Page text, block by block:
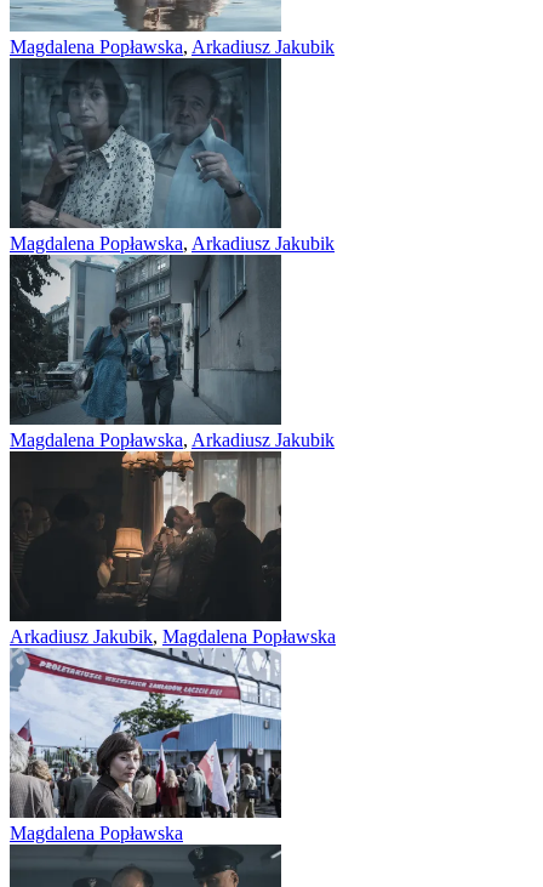
Magdalena Popławska, Arkadiusz Jakubik
Magdalena Popławska, Arkadiusz Jakubik
Magdalena Popławska, Arkadiusz Jakubik
Arkadiusz Jakubik, Magdalena Popławska
Magdalena Popławska